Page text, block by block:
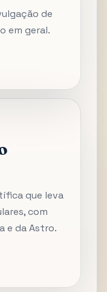
de
em geral.
que leva
com
e da Astro.